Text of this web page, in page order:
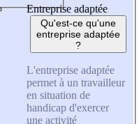
Entreprise adaptée
Qu'est-ce qu'une
entreprise adaptée
?
L'entreprise adaptée
permet à un travailleur
en situation de
handicap d'exercer
une activité